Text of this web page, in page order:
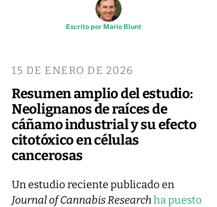
Escrito por Mario Blunt
15 DE ENERO DE 2026
Resumen amplio del estudio:
Neolignanos de raíces de
cáñamo industrial y su efecto
citotóxico en células
cancerosas
Un estudio reciente publicado en
Journal of Cannabis Researchha puesto